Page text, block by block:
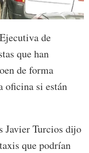
de
que han
de forma
oficina si están
Javier Turcios dijo
que podrían